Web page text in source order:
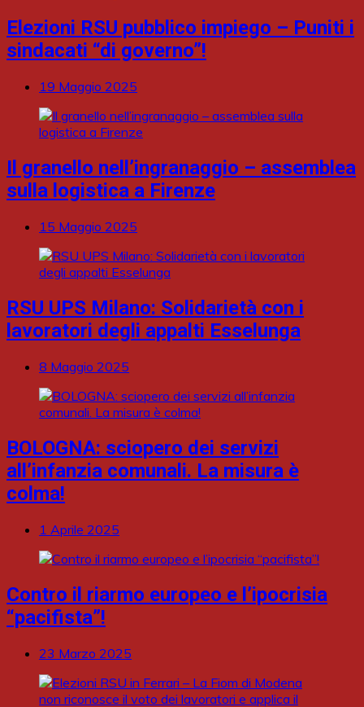
Elezioni RSU pubblico impiego – Puniti i
sindacati “di governo”!
19 Maggio 2025
Il granello nell’ingranaggio – assemblea
sulla logistica a Firenze
15 Maggio 2025
RSU UPS Milano: Solidarietà con i
lavoratori degli appalti Esselunga
8 Maggio 2025
BOLOGNA: sciopero dei servizi
all’infanzia comunali. La misura è
colma!
1 Aprile 2025
Contro il riarmo europeo e l’ipocrisia
“pacifista”!
23 Marzo 2025